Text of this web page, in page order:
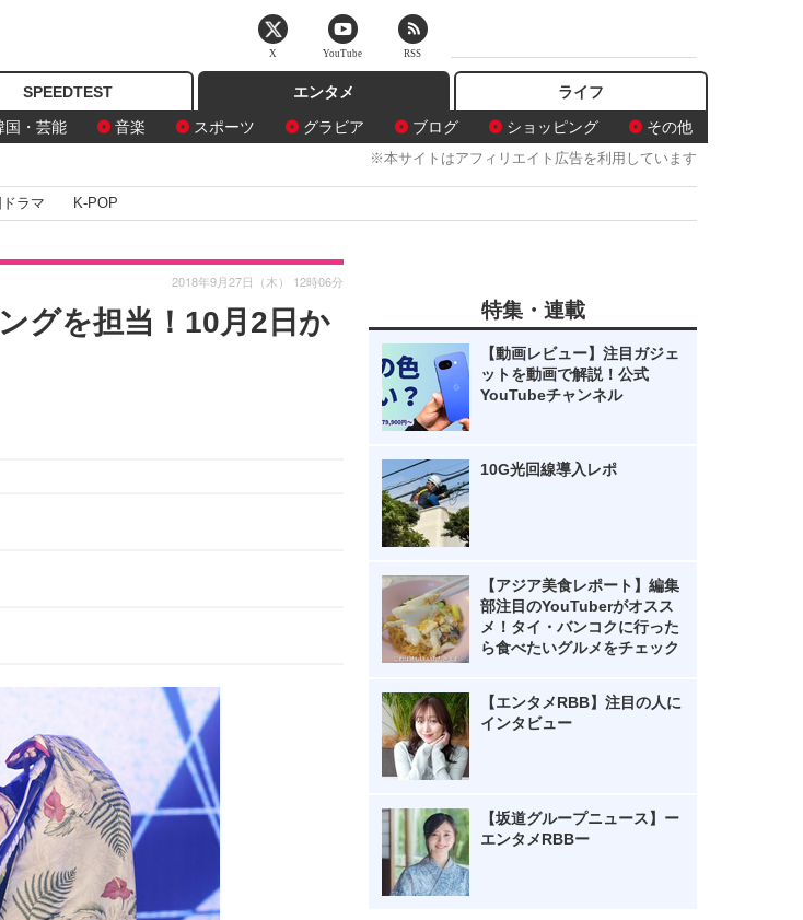
SPEEDTEST
エンタメ
国・芸能 音楽 スポーツ グラビア ブログ ショッピング その他
ライフ
※本サイトはアフィリエイト広告を利用しています
ラマ K-POP
グを担当！10月2日か
2018年9月27日（木） 12時06分
特集・連載
【動画レビュー】注目ガジェ
ットを動画で解説！公式
YouTubeチャンネル
10G光回線導入レポ
【アジア美食レポート】編集
部注目のYouTuberがオスス
メ！タイ・バンコクに行った
ら食べたいグルメをチェック
【エンタメRBB】注目の人に
インタビュー
【坂道グループニュース】ー
エンタメRBBー
X YouTube RSS